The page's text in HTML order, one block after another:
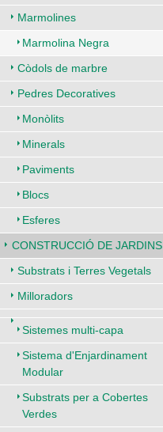
Marmolines
Marmolina Negra
Còdols de marbre
Pedres Decoratives
Monòlits
Minerals
Paviments
Blocs
Esferes
CONSTRUCCIÓ DE JARDINS
Substrats i Terres Vegetals
Milloradors
Sistemes multi-capa
Sistema d'Enjardinament
Modular
Substrats per a Cobertes
Verdes